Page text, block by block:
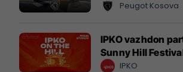
Peugot Kosova
IPKO vazhdon
Sunny Hill
IPKO